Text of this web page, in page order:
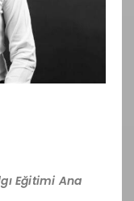
Eğitimi Ana